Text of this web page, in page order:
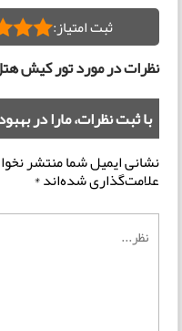
ثبت امتیاز:
نظرات در مورد تور کیش
با ثبت نظرات، مارا در
نشانی ایمیل شما منتشر
علامت‌گذاری شده‌اند*